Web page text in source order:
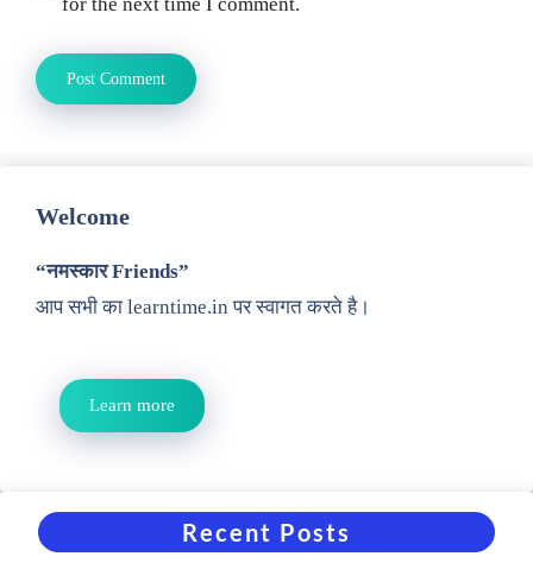
Welcome
“नमस्कार Friends”
आप सभी का learntime.in पर स्वागत करते है।
Learn more
Recent Posts